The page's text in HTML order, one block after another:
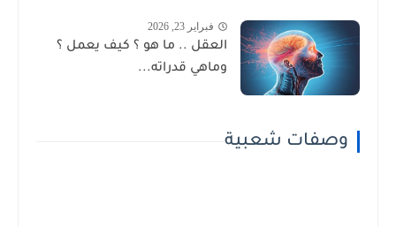
فبراير 23, 2026
العقل .. ما هو ؟ كيف يعمل ؟
وماهي قدراته...
وصفات شعبية